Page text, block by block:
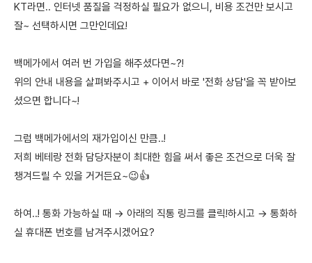
KT라면.. 인터넷 품질을 걱정하실 필요가 없으니, 비용 조건만 보시고
잘~ 선택하시면 그만인데요!
백메가에서 여러 번 가입을 해주셨다면~?!
위의 안내 내용을 살펴봐주시고 + 이어서 바로 '전화 상담'을 꼭 받아보
셨으면 합니다~!
그럼 백메가에서의 재가입이신 만큼..!
저희 베테랑 전화 담당자분이 최대한 힘을 써서 좋은 조건으로 더욱 잘
챙겨드릴 수 있을 거거든요~😉👍
하여..! 통화 가능하실 때 → 아래의 직통 링크를 클릭!하시고 → 통화하
실 휴대폰 번호를 남겨주시겠어요?